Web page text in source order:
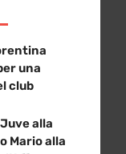
una
club
alla
Mario alla